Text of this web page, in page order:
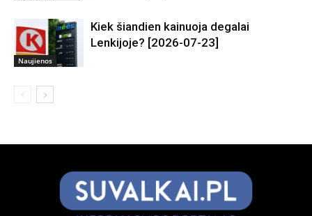
Naujienos
Kiek šiandien kainuoja degalai
Lenkijoje? [2026-07-23]